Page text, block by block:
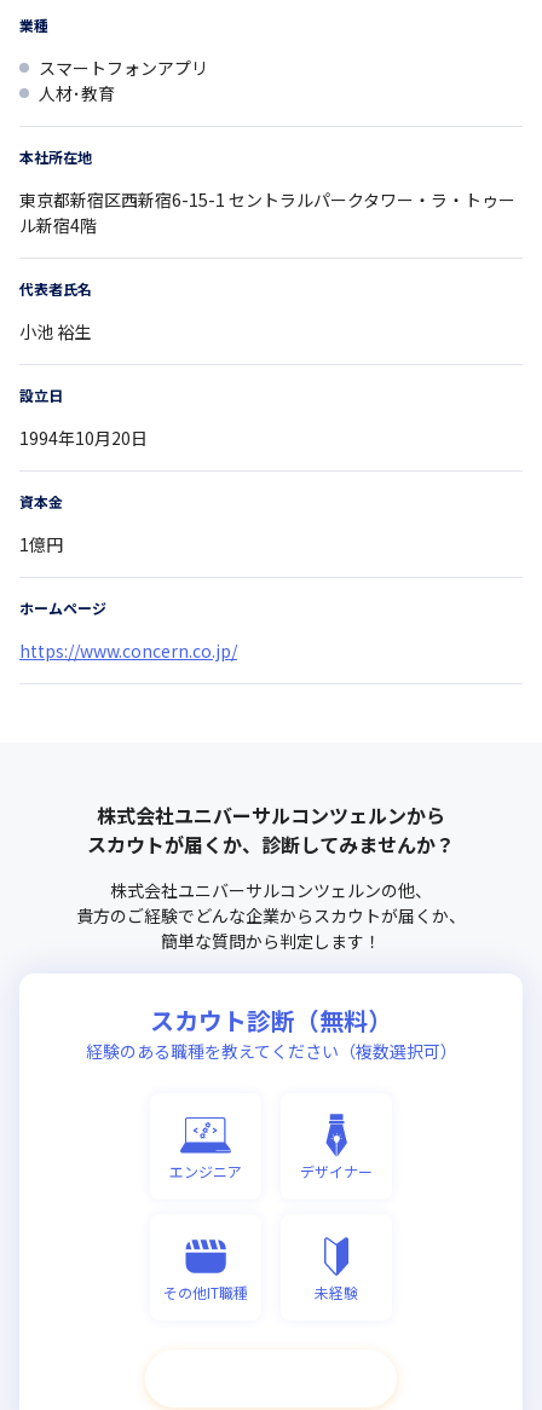
業種
スマートフォンアプリ
人材･教育
本社所在地
東京都新宿区西新宿6-15-1 セントラルパークタワー・ラ・トゥー
ル新宿4階
代表者氏名
小池 裕生
設立日
1994年10月20日
資本金
1億円
ホームページ
https://www.concern.co.jp/
株式会社ユニバーサルコンツェルンから
スカウトが届くか、診断してみませんか？
株式会社ユニバーサルコンツェルンの他、
貴方のご経験でどんな企業からスカウトが届くか、
簡単な質問から判定します！
スカウト診断（無料）
経験のある職種を教えてください（複数選択可）
エンジニア デザイナー
その他IT職種 未経験